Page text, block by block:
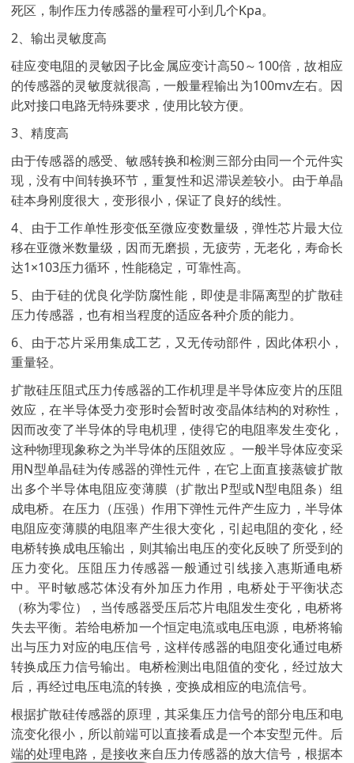
死区，制作压力传感器的量程可小到几个Kpa。
2、输出灵敏度高
硅应变电阻的灵敏因子比金属应变计高50～100倍，故相应
的传感器的灵敏度就很高，一般量程输出为100mv左右。因
此对接口电路无特殊要求，使用比较方便。
3、精度高
由于传感器的感受、敏感转换和检测三部分由同一个元件实
现，没有中间转换环节，重复性和迟滞误差较小。由于单晶
硅本身刚度很大，变形很小，保证了良好的线性。
4、由于工作单性形变低至微应变数量级，弹性芯片最大位
移在亚微米数量级，因而无磨损，无疲劳，无老化，寿命长
达1×103压力循环，性能稳定，可靠性高。
5、由于硅的优良化学防腐性能，即使是非隔离型的扩散硅
压力传感器，也有相当程度的适应各种介质的能力。
6、由于芯片采用集成工艺，又无传动部件，因此体积小，
重量轻。
扩散硅压阻式压力传感器的工作机理是半导体应变片的压阻
效应，在半导体受力变形时会暂时改变晶体结构的对称性，
因而改变了半导体的导电机理，使得它的电阻率发生变化，
这种物理现象称之为半导体的压阻效应 。一般半导体应变采
用N型单晶硅为传感器的弹性元件，在它上面直接蒸镀扩散
出多个半导体电阻应变薄膜（扩散出P型或N型电阻条）组
成电桥。在压力（压强）作用下弹性元件产生应力，半导体
电阻应变薄膜的电阻率产生很大变化，引起电阻的变化，经
电桥转换成电压输出，则其输出电压的变化反映了所受到的
压力变化。压阻压力传感器一般通过引线接入惠斯通电桥
中。平时敏感芯体没有外加压力作用，电桥处于平衡状态
（称为零位），当传感器受压后芯片电阻发生变化，电桥将
失去平衡。若给电桥加一个恒定电流或电压电源，电桥将输
出与压力对应的电压信号，这样传感器的电阻变化通过电桥
转换成压力信号输出。电桥检测出电阻值的变化，经过放大
后，再经过电压电流的转换，变换成相应的电流信号。
根据扩散硅传感器的原理，其采集压力信号的部分电压和电
流变化很小，所以前端可以直接看成是一个本安型元件。后
端的处理电路，是接收来自压力传感器的放大信号，根据本
你们是怎么收费的呢？